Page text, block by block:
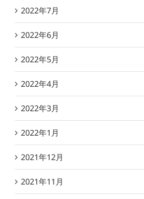
2022年7月
2022年6月
2022年5月
2022年4月
2022年3月
2022年1月
2021年12月
2021年11月